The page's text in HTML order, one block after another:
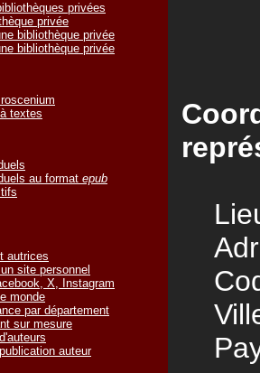
privées
privée
bibliothèque privée
bibliothèque privée
textes
au format epub
autrices
site personnel
X, Instagram
monde
par département
sur mesure
auteur